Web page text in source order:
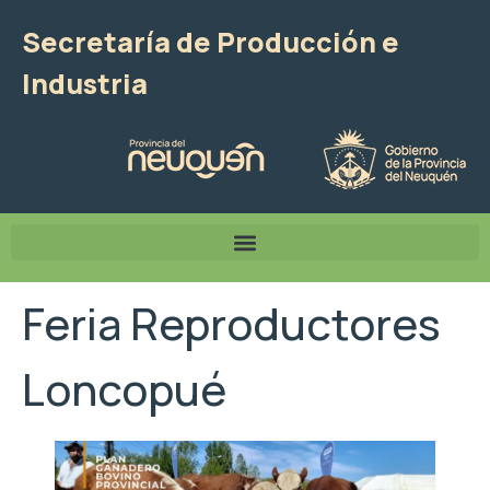
Secretaría de Producción e
Industria
Feria Reproductores
Loncopué